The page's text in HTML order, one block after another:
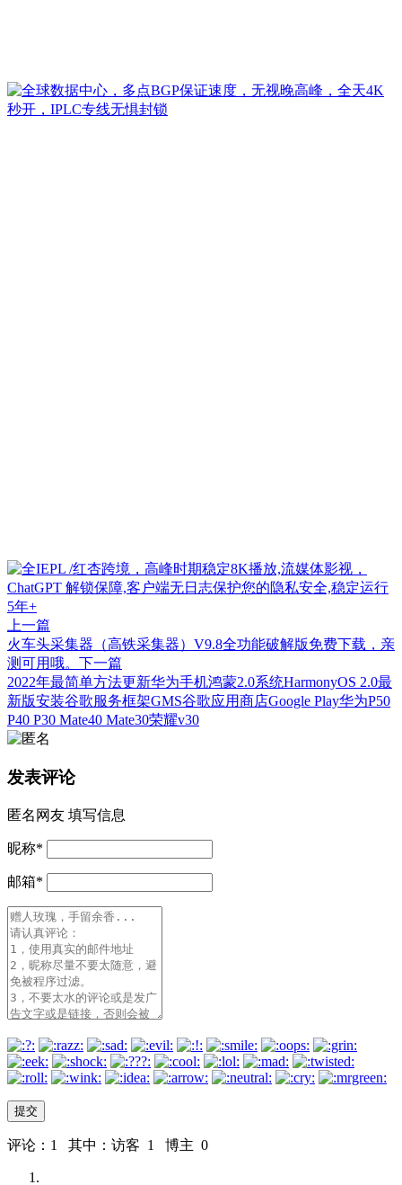
上一篇
火车头采集器（高铁采集器）V9.8全功能破解版免费下载，亲
测可用哦。
下一篇
2022年最简单方法更新华为手机鸿蒙2.0系统HarmonyOS 2.0最
新版安装谷歌服务框架GMS谷歌应用商店Google Play华为P50
P40 P30 Mate40 Mate30荣耀v30
发表评论
匿名网友 填写信息
昵称*
邮箱*
评论：1 其中：访客 1 博主 0